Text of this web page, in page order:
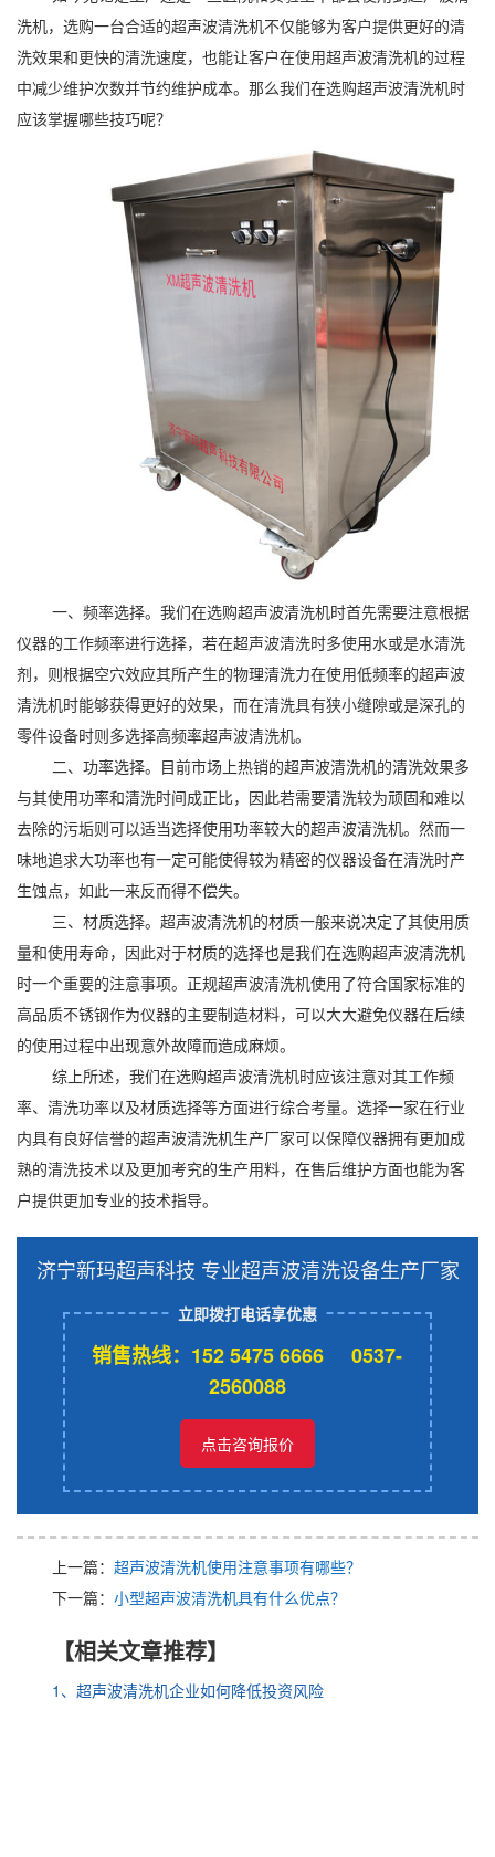
洗机，选购一台合适的超声波清洗机不仅能够为客户提供更好的清
洗效果和更快的清洗速度，也能让客户在使用超声波清洗机的过程
中减少维护次数并节约维护成本。那么我们在选购超声波清洗机时
应该掌握哪些技巧呢？
一、频率选择。我们在选购超声波清洗机时首先需要注意根据
仪器的工作频率进行选择，若在超声波清洗时多使用水或是水清洗
剂，则根据空穴效应其所产生的物理清洗力在使用低频率的超声波
清洗机时能够获得更好的效果，而在清洗具有狭小缝隙或是深孔的
零件设备时则多选择高频率超声波清洗机。
二、功率选择。目前市场上热销的超声波清洗机的清洗效果多
与其使用功率和清洗时间成正比，因此若需要清洗较为顽固和难以
去除的污垢则可以适当选择使用功率较大的超声波清洗机。然而一
味地追求大功率也有一定可能使得较为精密的仪器设备在清洗时产
生蚀点，如此一来反而得不偿失。
三、材质选择。超声波清洗机的材质一般来说决定了其使用质
量和使用寿命，因此对于材质的选择也是我们在选购超声波清洗机
时一个重要的注意事项。正规超声波清洗机使用了符合国家标准的
高品质不锈钢作为仪器的主要制造材料，可以大大避免仪器在后续
的使用过程中出现意外故障而造成麻烦。
综上所述，我们在选购超声波清洗机时应该注意对其工作频
率、清洗功率以及材质选择等方面进行综合考量。选择一家在行业
内具有良好信誉的超声波清洗机生产厂家可以保障仪器拥有更加成
熟的清洗技术以及更加考究的生产用料，在售后维护方面也能为客
户提供更加专业的技术指导。
济宁新玛超声科技 专业超声波清洗设备生产厂家
立即拨打电话享优惠
销售热线：152 5475 6666 0537-
2560088
点击咨询报价
上一篇： 超声波清洗机使用注意事项有哪些？
下一篇： 小型超声波清洗机具有什么优点？
【相关文章推荐】
1、超声波清洗机企业如何降低投资风险